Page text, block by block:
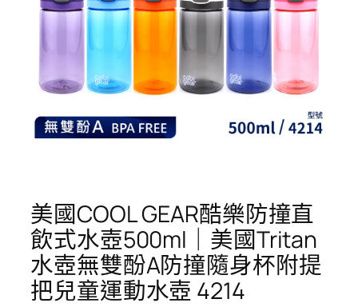
美國COOL GEAR酷樂防撞直
飲式水壺500ml｜美國Tritan
水壺無雙酚A防撞隨身杯附提
把兒童運動水壺 4214